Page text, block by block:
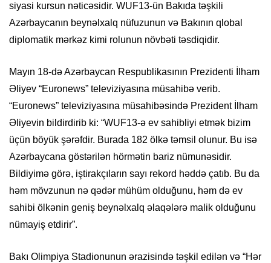
siyasi kursun nəticəsidir. WUF13-ün Bakıda təşkili
Azərbaycanın beynəlxalq nüfuzunun və Bakının qlobal
diplomatik mərkəz kimi rolunun növbəti təsdiqidir.
Mayın 18-də Azərbaycan Respublikasının Prezidenti İlham
Əliyev “Euronews” televiziyasına müsahibə verib.
“Euronews” televiziyasına müsahibəsində Prezident İlham
Əliyevin bildirdirib ki: “WUF13-ə ev sahibliyi etmək bizim
üçün böyük şərəfdir. Burada 182 ölkə təmsil olunur. Bu isə
Azərbaycana göstərilən hörmətin bariz nümunəsidir.
Bildiyimə görə, iştirakçıların sayı rekord həddə çatıb. Bu da
həm mövzunun nə qədər mühüm olduğunu, həm də ev
sahibi ölkənin geniş beynəlxalq əlaqələrə malik olduğunu
nümayiş etdirir”.
Bakı Olimpiya Stadionunun ərazisində təşkil edilən və “Hər